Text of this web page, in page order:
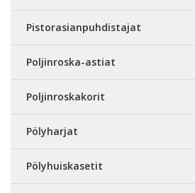
Pistorasianpuhdistajat
Poljinroska-astiat
Poljinroskakorit
Pölyharjat
Pölyhuiskasetit